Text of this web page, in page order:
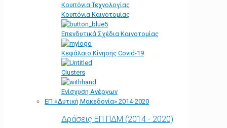
Κουπόνια Τεχνολογίας
Κουπόνια Καινοτομίας
Επενδυτικά Σχέδια Καινοτομίας
Κεφάλαιο Κίνησης Covid-19
Clusters
Ενίσχυση Ανέργων
ΕΠ «Δυτική Μακεδονία» 2014-2020
Δράσεις ΕΠ ΠΔΜ (2014 - 2020)